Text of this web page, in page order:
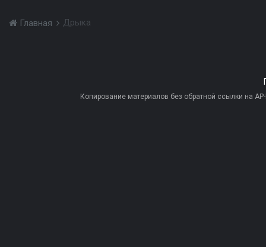
Главная Дрыка
Копирование материалов без обратной ссылки на